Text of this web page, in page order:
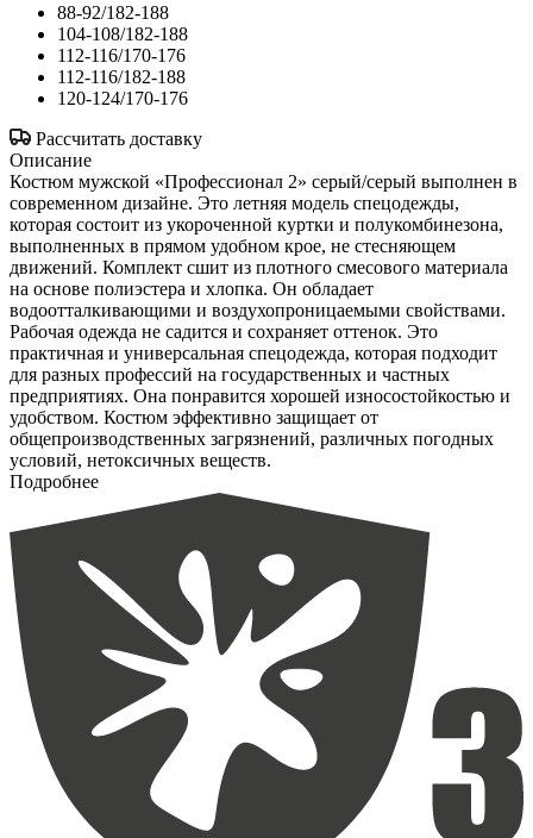
88-92/182-188
104-108/182-188
112-116/170-176
112-116/182-188
120-124/170-176
Рассчитать доставку
Описание
Костюм мужской «Профессионал 2» серый/серый выполнен в
современном дизайне. Это летняя модель спецодежды,
которая состоит из укороченной куртки и полукомбинезона,
выполненных в прямом удобном крое, не стесняющем
движений. Комплект сшит из плотного смесового материала
на основе полиэстера и хлопка. Он обладает
водоотталкивающими и воздухопроницаемыми свойствами.
Рабочая одежда не садится и сохраняет оттенок. Это
практичная и универсальная спецодежда, которая подходит
для разных профессий на государственных и частных
предприятиях. Она понравится хорошей износостойкостью и
удобством. Костюм эффективно защищает от
общепроизводственных загрязнений, различных погодных
условий, нетоксичных веществ.
Подробнее